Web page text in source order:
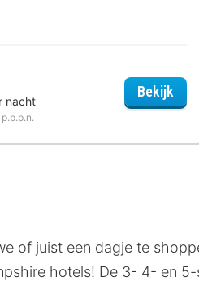
Zutphen
nacht
Bekijk
of juist een dagje te
hotels! De 3- 4- en